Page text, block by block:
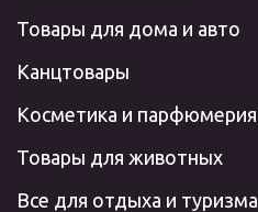
Товары для дома и авто
Канцтовары
Косметика и парфюмерия
Товары для животных
Все для отдыха и туризма